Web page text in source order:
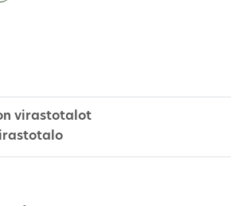
virastotalot